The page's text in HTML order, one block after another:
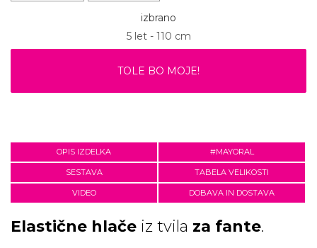
izbrano
5 let - 110 cm
TOLE BO MOJE!
OPIS IZDELKA #MAYORAL
SESTAVA TABELA VELIKOSTI
VIDEO DOBAVA IN DOSTAVA
Elastične hlače iz tvila za fante.